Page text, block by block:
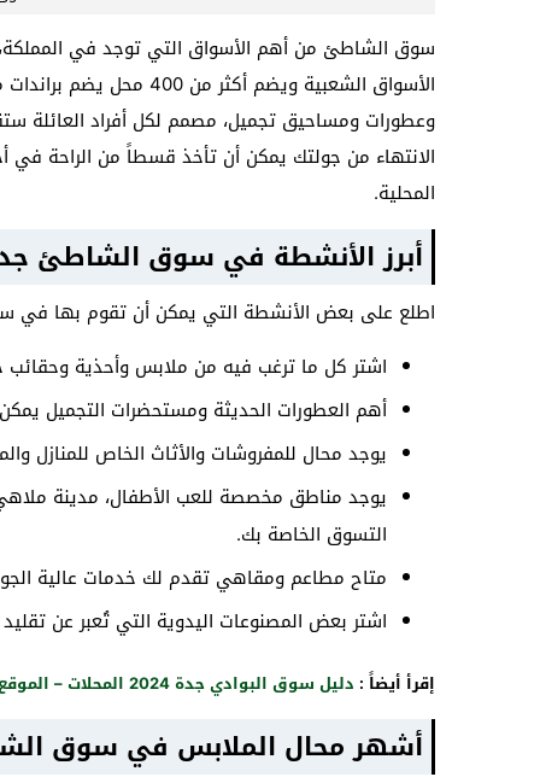
سوق الشاطئ من أهم الأسواق التي توجد في المملكة،
الأسواق الشعبية ويضم
وعطورات ومساحيق تجميل، مصمم لكل أفراد العائلة
الانتهاء من جولتك يمكن أن تأخذ قسطاً من الراحة في
المحلية.
أبرز الأنشطة في سوق الشاطئ
اطلع على بعض الأنشطة التي يمكن أن تقوم بها في
اشتر كل ما ترغب فيه من ملابس وأحذية وحقائب
أهم العطورات الحديثة ومستحضرات التجميل
يوجد محال للمفروشات والأثاث الخاص للمنازل
يوجد مناطق مخصصة للعب الأطفال، مدينة
التسوق الخاصة بك.
متاح مطاعم ومقاهي تقدم لك خدمات عالية
اشتر بعض المصنوعات اليدوية التي تُعبر عن
إقرأ أيضاً : دليل سوق البوادي جدة 2024 المحلات – الموقع – الأسعار
أشهر محال الملابس في سوق